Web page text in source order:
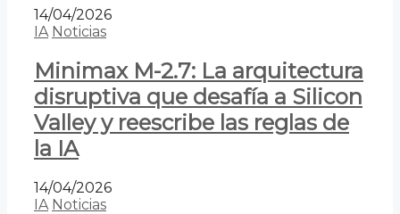
14/04/2026
IA Noticias
Minimax M-2.7: La arquitectura
disruptiva que desafía a Silicon
Valley y reescribe las reglas de
la IA
14/04/2026
IA Noticias